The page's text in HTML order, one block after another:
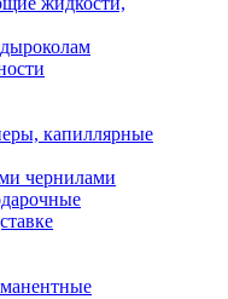
капиллярные
чернилами